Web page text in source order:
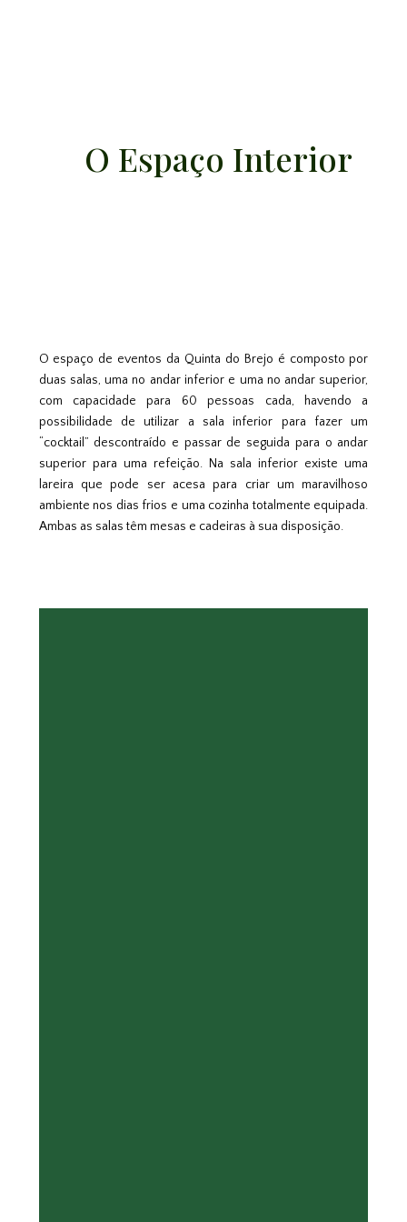
O Espaço Interior
O espaço de eventos da Quinta do Brejo é composto por
duas salas, uma no andar inferior e uma no andar superior,
com capacidade para 60 pessoas cada, havendo a
possibilidade de utilizar a sala inferior para fazer um
“cocktail” descontraído e passar de seguida para o andar
superior para uma refeição. Na sala inferior existe uma
lareira que pode ser acesa para criar um maravilhoso
ambiente nos dias frios e uma cozinha totalmente equipada.
Ambas as salas têm mesas e cadeiras à sua disposição.